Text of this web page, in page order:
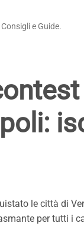
e Guide.
le città di
per tutti i